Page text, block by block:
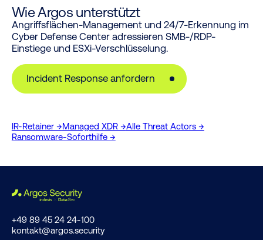
Wie Argos unterstützt
Angriffsflächen-Management und 24/7-Erkennung im
Cyber Defense Center adressieren SMB-/RDP-
Einstiege und ESXi-Verschlüsselung.
Incident Response anfordern
IR-Retainer →Managed XDR →Alle Threat Actors →
Ransomware-Soforthilfe →
+49 89 45 24 24-100
kontakt@argos.security